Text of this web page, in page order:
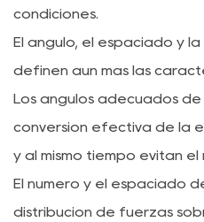
condiciones.
El ángulo, el espaciado y
definen aún más las
Los ángulos adecuados
conversión efectiva de la
y al mismo tiempo evitan
El número y el espaciado
distribución de fuerzas